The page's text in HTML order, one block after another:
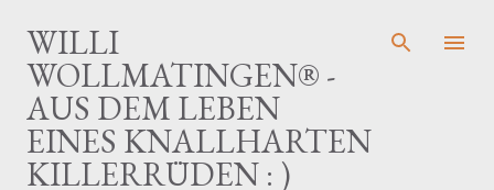
WILLI
WOLLMATINGEN® -
AUS DEM LEBEN
EINES KNALLHARTEN
KILLERRÜDEN : )